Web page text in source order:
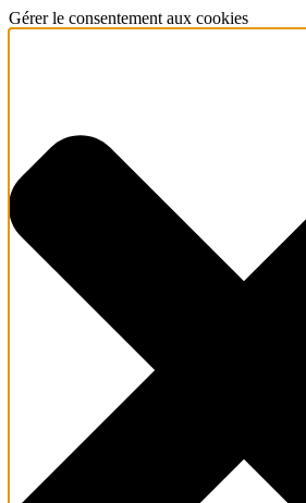
Gérer le consentement aux cookies